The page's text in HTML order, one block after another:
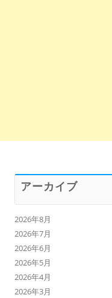
アーカイブ
2026年8月
2026年7月
2026年6月
2026年5月
2026年4月
2026年3月